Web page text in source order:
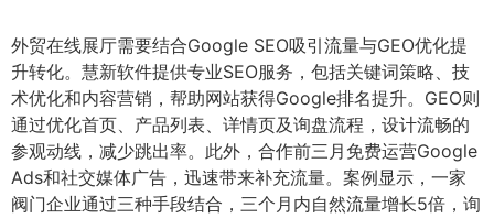
外贸在线展厅需要结合Google SEO吸引流量与GEO优化提
升转化。慧新软件提供专业SEO服务，包括关键词策略、技
术优化和内容营销，帮助网站获得Google排名提升。GEO则
通过优化首页、产品列表、详情页及询盘流程，设计流畅的
参观动线，减少跳出率。此外，合作前三月免费运营Google
Ads和社交媒体广告，迅速带来补充流量。案例显示，一家
阀门企业通过三种手段结合，三个月内自然流量增长5倍，询